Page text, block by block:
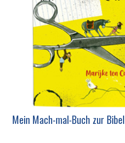
Mein Mach-mal-Buch zur Bibel